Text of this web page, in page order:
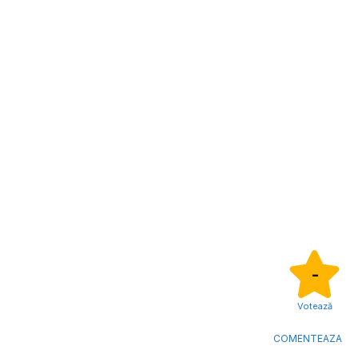
-
Votează
COMENTEAZA